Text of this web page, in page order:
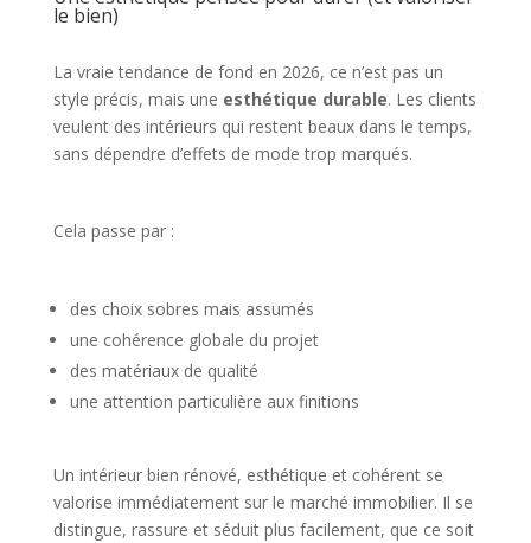
le bien)
La vraie tendance de fond en 2026, ce n’est pas un
style précis, mais une esthétique durable. Les clients
veulent des intérieurs qui restent beaux dans le temps,
sans dépendre d’effets de mode trop marqués.
Cela passe par :
des choix sobres mais assumés
une cohérence globale du projet
des matériaux de qualité
une attention particulière aux finitions
Un intérieur bien rénové, esthétique et cohérent se
valorise immédiatement sur le marché immobilier. Il se
distingue, rassure et séduit plus facilement, que ce soit